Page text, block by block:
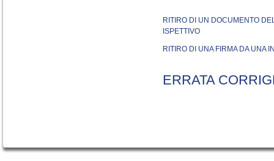
RITIRO DI UN DOCUMENTO
ISPETTIVO
RITIRO DI UNA FIRMA DA UNA
ERRATA